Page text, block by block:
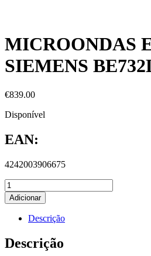
MICROONDAS
SIEMENS
€839.00
Disponível
EAN:
4242003906675
Adicionar
Descrição
Descrição